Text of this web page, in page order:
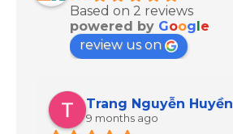
Based on 2 reviews
powered by Google
review us on
Trang Nguyễn Huyền
9 months ago